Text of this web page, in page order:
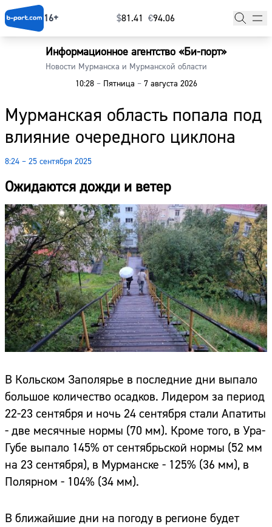
16+ $⁠81.41 €⁠94.06
Информационное агентство «Би-порт»
Новости Мурманска и Мурманской области
10:28 –Пятница –7 августа 2026
Мурманская область попала под
влияние очередного циклона
8:24 – 25 сентября 2025
Ожидаются дожди и ветер
В Кольском Заполярье в последние дни выпало
большое количество осадков. Лидером за период
22-23 сентября и ночь 24 сентября стали Апатиты
- две месячные нормы (70 мм). Кроме того, в Ура-
Губе выпало 145% от сентябрьской нормы (52 мм
на 23 сентября), в Мурманске - 125% (36 мм), в
Полярном - 104% (34 мм).
В ближайшие дни на погоду в регионе будет
Главная
Наши гости
Фоторепортажи
Погода
Курсы валют